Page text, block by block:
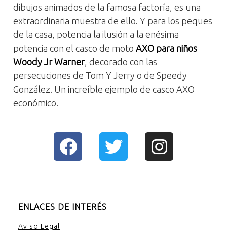
dibujos animados de la famosa factoría, es una
extraordinaria muestra de ello. Y para los peques
de la casa, potencia la ilusión a la enésima
potencia con el casco de moto AXO para niños
Woody Jr Warner, decorado con las
persecuciones de Tom Y Jerry o de Speedy
González. Un increíble ejemplo de casco AXO
económico.
ENLACES DE INTERÉS
Aviso Legal